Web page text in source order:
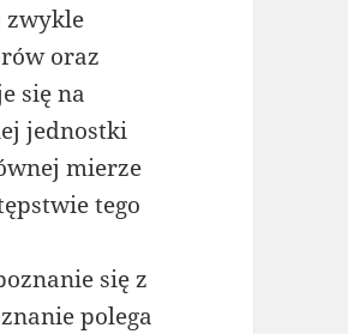
zwykle
oraz
się na
jednostki
mierze
tego
się z
polega